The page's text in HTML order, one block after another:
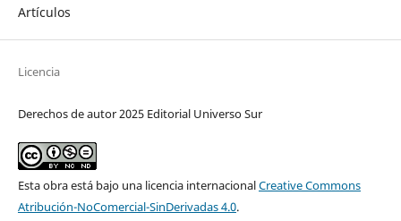
Artículos
Licencia
Derechos de autor 2025 Editorial Universo Sur
Esta obra está bajo una licencia internacionalCreative Commons
Atribución-NoComercial-SinDerivadas 4.0.